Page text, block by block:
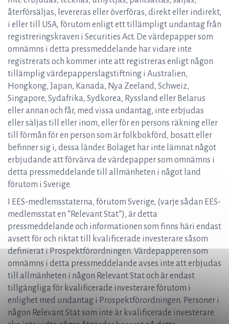
återförsäljas, levereras eller överföras, direkt eller indirekt,
i eller till USA, förutom enligt ett tillämpligt undantag från
registreringskraven i Securities Act. De värdepapper som
omnämns i detta pressmeddelande har vidare inte
registrerats och kommer inte att registreras enligt någon
tillämplig värdepapperslagstiftning i Australien,
Hongkong, Japan, Kanada, Nya Zeeland, Schweiz,
Singapore, Sydafrika, Sydkorea, Ryssland eller Belarus
eller annan och får, med vissa undantag, inte erbjudas
eller säljas till eller inom, eller för en persons räkning eller
till förmån för en person som är folkbokförd, bosatt eller
befinner sig i, dessa länder. Bolaget har inte lämnat något
erbjudande att förvärva de värdepapper som omnämns i
detta pressmeddelande till allmänheten i något land
förutom i Sverige.
I EES-medlemsstaterna, förutom Sverige, (varje sådan EES-
medlemsstat en ”Relevant Stat”), är detta
pressmeddelande och informationen som finns häri endast
avsett för och riktat till kvalificerade investerare såsom
definierat i Prospektförordningen. Värdepapperen som
omnämns i detta pressmeddelande avses inte att erbjudas
till allmänheten i någon Relevant Stat och är endast
tillgängliga för kvalificerade investerare förutom i
enlighet med undantag i Prospektförordningen. Personer i
någon Relevant Stat som inte är kvalificerade investerare